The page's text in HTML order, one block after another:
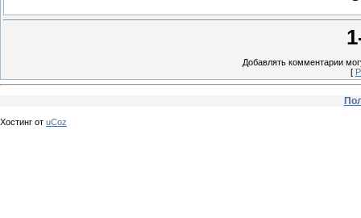
Добавлять комментарии
[
Хостинг от uCoz